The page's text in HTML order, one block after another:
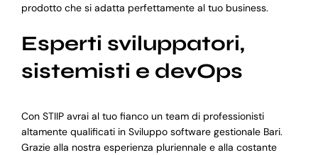
prodotto che si adatta perfettamente al tuo business.
Esperti sviluppatori,
sistemisti e devOps
Con STIIP avrai al tuo fianco un team di professionisti
altamente qualificati in Sviluppo software gestionale Bari.
Grazie alla nostra esperienza pluriennale e alla costante